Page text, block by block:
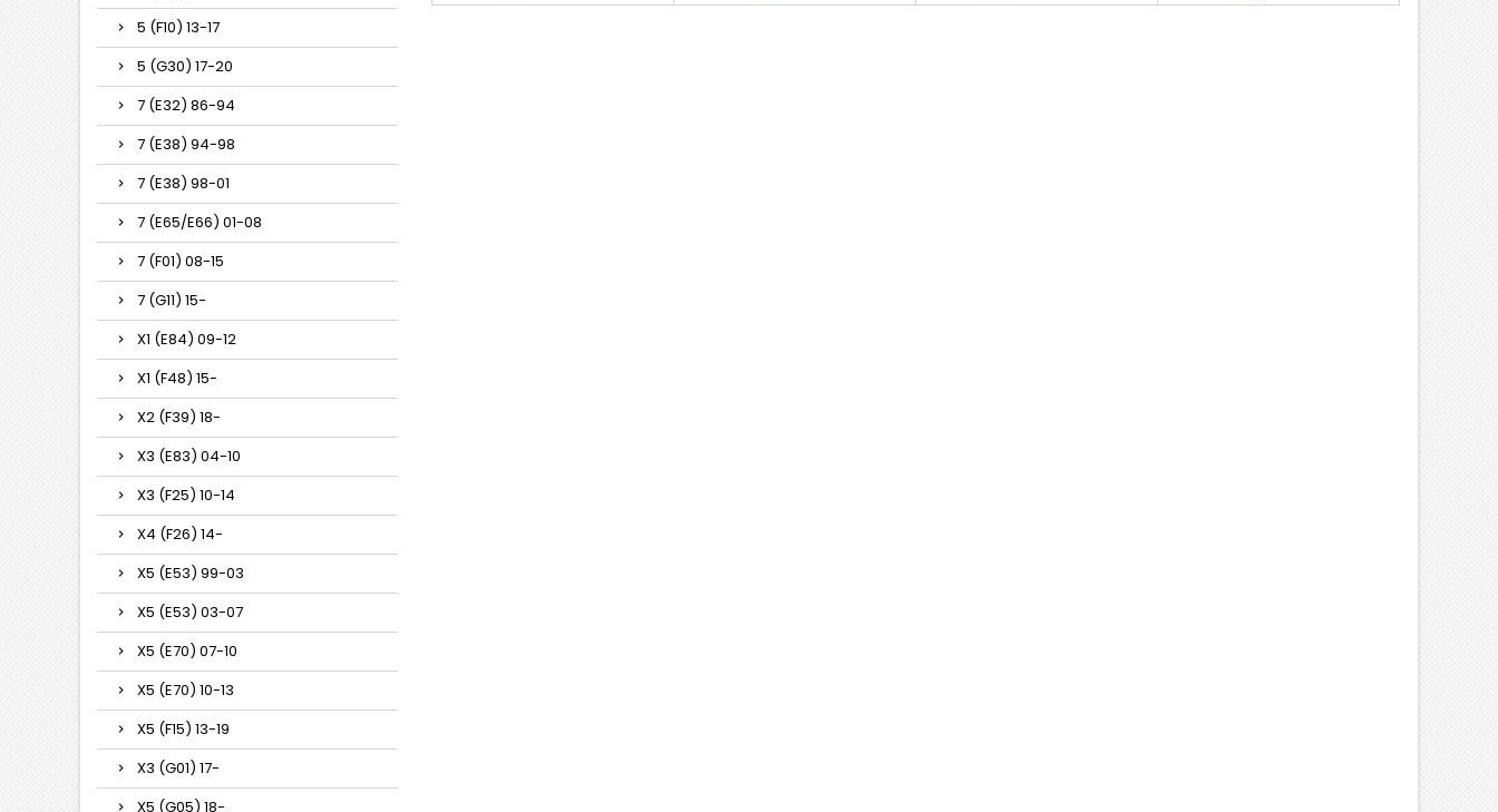
5 (F10) 13-17
5 (G30) 17-20
7 (E32) 86-94
7 (E38) 94-98
7 (E38) 98-01
7 (E65/E66) 01-08
7 (F01) 08-15
7 (G11) 15-
X1 (E84) 09-12
X1 (F48) 15-
X2 (F39) 18-
X3 (E83) 04-10
X3 (F25) 10-14
X4 (F26) 14-
X5 (E53) 99-03
X5 (E53) 03-07
X5 (E70) 07-10
X5 (E70) 10-13
X5 (F15) 13-19
X3 (G01) 17-
X5 (G05) 18-